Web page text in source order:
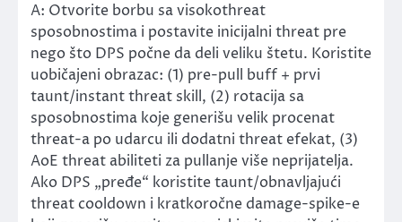
A: Otvorite borbu sa visokothreat
sposobnostima i postavite inicijalni threat pre
nego što DPS počne da deli veliku štetu. Koristite
uobičajeni obrazac: (1) pre-pull buff + prvi
taunt/instant threat skill, (2) rotacija sa
sposobnostima koje generišu velik procenat
threat-a po udarcu ili dodatni threat efekat, (3)
AoE threat abiliteti za pullanje više neprijatelja.
Ako DPS „pređe“ koristite taunt/obnavljajući
threat cooldown i kratkoročne damage-spike-e